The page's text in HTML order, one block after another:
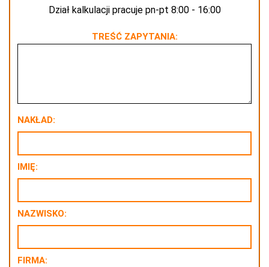
Dział kalkulacji pracuje pn-pt 8:00 - 16:00
TREŚĆ ZAPYTANIA:
NAKŁAD:
IMIĘ:
NAZWISKO:
FIRMA: